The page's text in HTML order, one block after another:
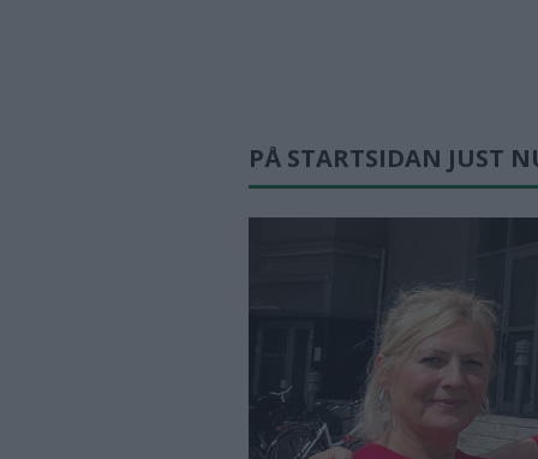
PÅ STARTSIDAN JUST